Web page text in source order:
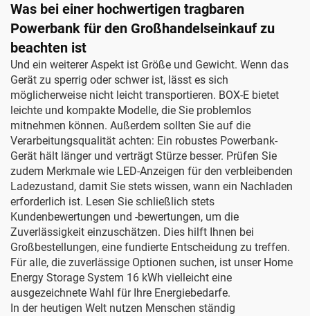
Was bei einer hochwertigen tragbaren
Powerbank für den Großhandelseinkauf zu
beachten ist
Und ein weiterer Aspekt ist Größe und Gewicht. Wenn das
Gerät zu sperrig oder schwer ist, lässt es sich
möglicherweise nicht leicht transportieren. BOX-E bietet
leichte und kompakte Modelle, die Sie problemlos
mitnehmen können. Außerdem sollten Sie auf die
Verarbeitungsqualität achten: Ein robustes Powerbank-
Gerät hält länger und verträgt Stürze besser. Prüfen Sie
zudem Merkmale wie LED-Anzeigen für den verbleibenden
Ladezustand, damit Sie stets wissen, wann ein Nachladen
erforderlich ist. Lesen Sie schließlich stets
Kundenbewertungen und -bewertungen, um die
Zuverlässigkeit einzuschätzen. Dies hilft Ihnen bei
Großbestellungen, eine fundierte Entscheidung zu treffen.
Für alle, die zuverlässige Optionen suchen, ist unser Home
Energy Storage System 16 kWh vielleicht eine
ausgezeichnete Wahl für Ihre Energiebedarfe.
In der heutigen Welt nutzen Menschen ständig